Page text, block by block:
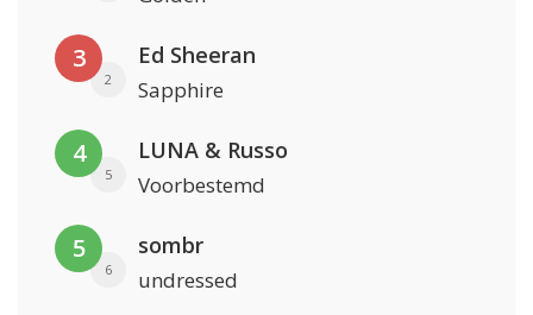
3
2
Ed Sheeran
Sapphire
4
5
LUNA & Russo
Voorbestemd
5
6
sombr
undressed